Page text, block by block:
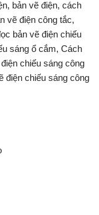
bản vẽ điện, cách
vẽ điện công tắc,
bản vẽ điện chiếu
sáng ổ cắm, Cách
chiếu sáng công
điện chiếu sáng công